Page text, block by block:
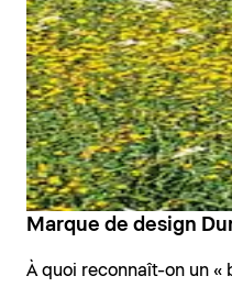
Marque de design
À quoi reconnaît-on un «